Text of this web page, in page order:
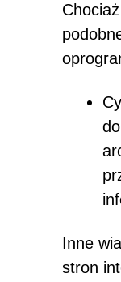
Inne
stron